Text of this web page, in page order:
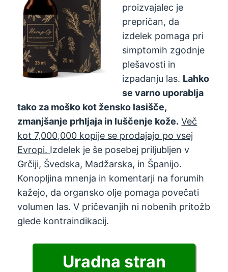
proizvajalec je
prepričan, da
izdelek pomaga pri
simptomih zgodnje
plešavosti in
izpadanju las. Lahko
se varno uporablja
tako za moško kot žensko lasišče,
zmanjšanje prhljaja in luščenje kože. Več
kot 7,000,000 kopije se prodajajo po vsej
Evropi. Izdelek je še posebej priljubljen v
Grčiji, Švedska, Madžarska, in Španijo.
Konopljina mnenja in komentarji na forumih
kažejo, da organsko olje pomaga povečati
volumen las. V pričevanjih ni nobenih pritožb
glede kontraindikacij.
Uradna stran